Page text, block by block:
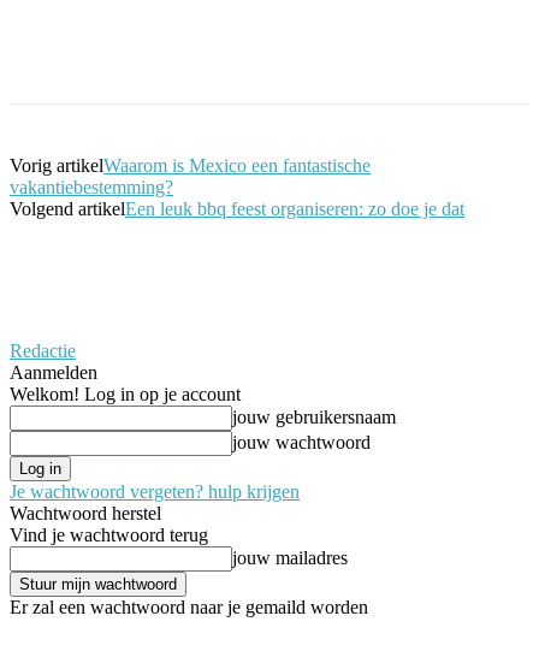
Vorig artikelWaarom is Mexico een fantastische
vakantiebestemming?
Volgend artikelEen leuk bbq feest organiseren: zo doe je dat
Redactie
Aanmelden
Welkom! Log in op je account
jouw gebruikersnaam
jouw wachtwoord
Je wachtwoord vergeten? hulp krijgen
Wachtwoord herstel
Vind je wachtwoord terug
jouw mailadres
Er zal een wachtwoord naar je gemaild worden